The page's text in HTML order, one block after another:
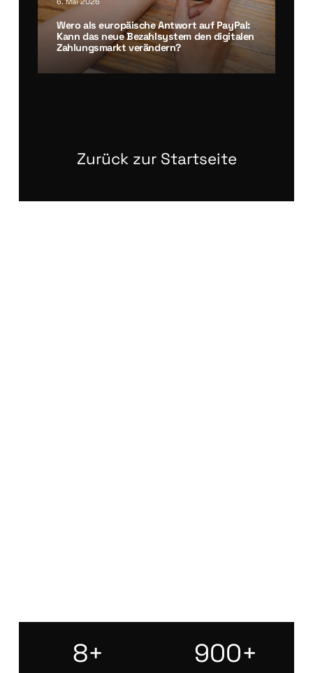
Wero als euro­päi­sche Ant­wort auf Pay­Pal:
Kann das neue Bezahl­sys­tem den digi­ta­len
Zah­lungs­markt ver­än­dern?
Zurück zur Startseite
8+ 900+